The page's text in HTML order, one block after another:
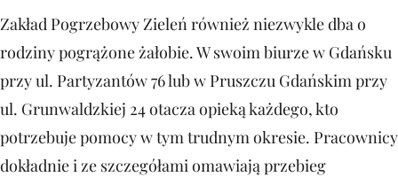
Zakład Pogrzebowy Zieleń również niezwykle dba o
rodziny pogrążone żałobie. W swoim biurze w Gdańsku
przy ul. Partyzantów 76 lub w Pruszczu Gdańskim przy
ul. Grunwaldzkiej 24 otacza opieką każdego, kto
potrzebuje pomocy w tym trudnym okresie. Pracownicy
dokładnie i ze szczegółami omawiają przebieg